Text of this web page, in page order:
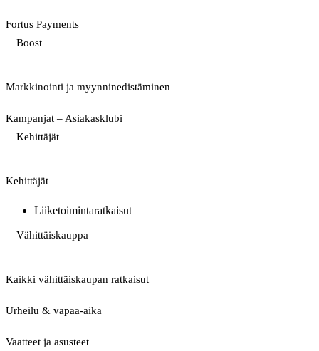
Fortus Payments
Boost
Markkinointi ja myynninedistäminen
Kampanjat – Asiakasklubi
Kehittäjät
Kehittäjät
Liiketoimintaratkaisut
Vähittäiskauppa
Kaikki vähittäiskaupan ratkaisut
Urheilu & vapaa-aika
Vaatteet ja asusteet